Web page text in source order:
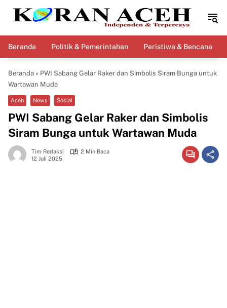
Beranda Politik & Pemerintahan Peristiwa & Bencana
Beranda » PWI Sabang Gelar Raker dan Simbolis Siram Bunga untuk
Wartawan Muda
Aceh News Sosial
PWI Sabang Gelar Raker dan Simbolis
Siram Bunga untuk Wartawan Muda
Tim Redaksi
2 Min Baca
12 Juli 2025